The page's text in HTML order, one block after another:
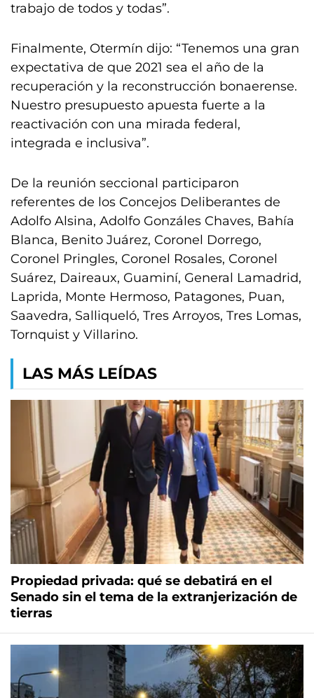
trabajo de todos y todas”.
Finalmente, Otermín dijo: “Tenemos una gran
expectativa de que 2021 sea el año de la
recuperación y la reconstrucción bonaerense.
Nuestro presupuesto apuesta fuerte a la
reactivación con una mirada federal,
integrada e inclusiva”.
De la reunión seccional participaron
referentes de los Concejos Deliberantes de
Adolfo Alsina, Adolfo Gonzáles Chaves, Bahía
Blanca, Benito Juárez, Coronel Dorrego,
Coronel Pringles, Coronel Rosales, Coronel
Suárez, Daireaux, Guaminí, General Lamadrid,
Laprida, Monte Hermoso, Patagones, Puan,
Saavedra, Salliqueló, Tres Arroyos, Tres Lomas,
Tornquist y Villarino.
LAS MÁS LEÍDAS
Propiedad privada: qué se debatirá en el
Senado sin el tema de la extranjerización de
tierras